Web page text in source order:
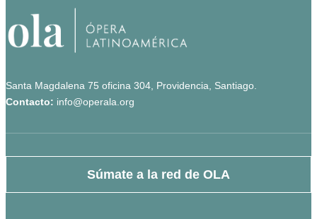
Santa Magdalena 75 oficina 304, Providencia, Santiago.
Contacto: info@operala.org
Súmate a la red de OLA